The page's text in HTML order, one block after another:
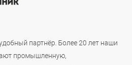
партнёр. Более 20 лет наши
промышленную,